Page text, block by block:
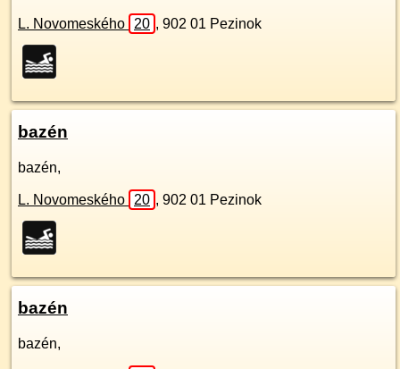
L. Novomeského 20 , 902 01 Pezinok
bazén
bazén,
L. Novomeského 20 , 902 01 Pezinok
bazén
bazén,